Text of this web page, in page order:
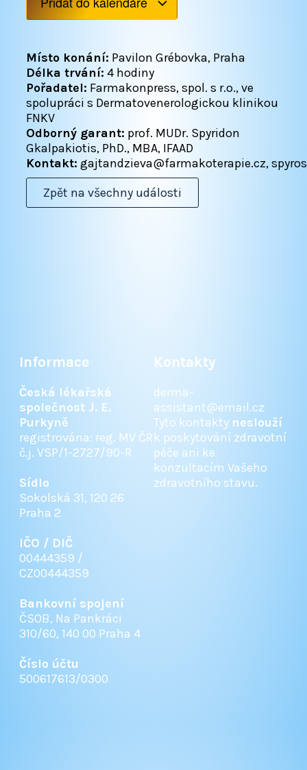
Místo konání: Pavilon Grébovka, Praha
Délka trvání: 4 hodiny
Pořadatel: Farmakonpress, spol. s r.o., ve
spolupráci s Dermatovenerologickou klinikou
FNKV
Odborný garant: prof. MUDr. Spyridon
Gkalpakiotis, PhD., MBA, IFAAD
Kontakt: gajtandzieva@farmakoterapie.cz,
Zpět na všechny události
Informace
Česká lékařská
společnost J. E.
Purkyně
registrována: reg. MV ČR
č.j. VSP/1-2727/90-R
Sídlo
Sokolská 31, 120 26
Praha 2
IČO / DIČ
00444359 /
CZ00444359
Bankovní spojení
ČSOB, Na Pankráci
310/60, 140 00 Praha 4
Číslo účtu
500617613/0300
Kontakty
derma-
assistant@email.cz
Tyto kontakty neslouží
k poskytování zdravotní
péče ani ke
konzultacím Vašeho
zdravotního stavu.